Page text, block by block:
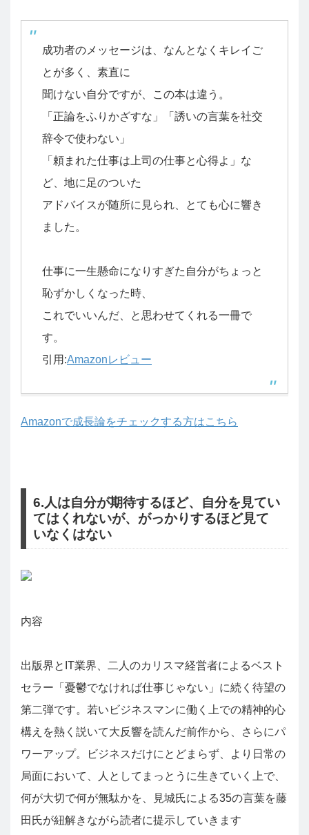
成功者のメッセージは、なんとなくキレイご
とが多く、素直に
聞けない自分ですが、この本は違う。
「正論をふりかざすな」「誘いの言葉を社交
辞令で使わない」
「頼まれた仕事は上司の仕事と心得よ」な
ど、地に足のついた
アドバイスが随所に見られ、とても心に響き
ました。
仕事に一生懸命になりすぎた自分がちょっと
恥ずかしくなった時、
これでいいんだ、と思わせてくれる一冊で
す。
引用:Amazonレビュー
Amazonで成長論をチェックする方はこちら
6.人は自分が期待するほど、自分を見てい
てはくれないが、がっかりするほど見て
いなくはない
内容
出版界とIT業界、二人のカリスマ経営者によるベスト
セラー「憂鬱でなければ仕事じゃない」に続く待望の
第二弾です。若いビジネスマンに働く上での精神的心
構えを熱く説いて大反響を読んだ前作から、さらにパ
ワーアップ。ビジネスだけにとどまらず、より日常の
局面において、人としてまっとうに生きていく上で、
何が大切で何が無駄かを、見城氏による35の言葉を藤
田氏が紐解きながら読者に提示していきます